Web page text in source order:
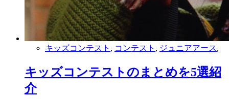
キッズコンテスト , コンテスト , ジュニアアース,
キッズコンテストのまとめを5選紹
介